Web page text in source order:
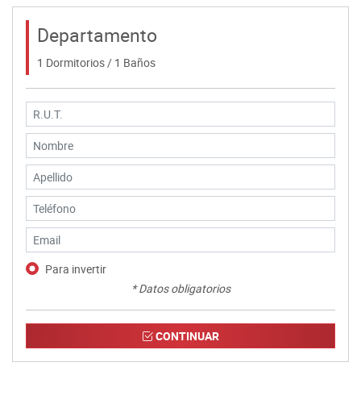
Departamento
1 Dormitorios / 1 Baños
Para invertir
* Datos obligatorios
CONTINUAR